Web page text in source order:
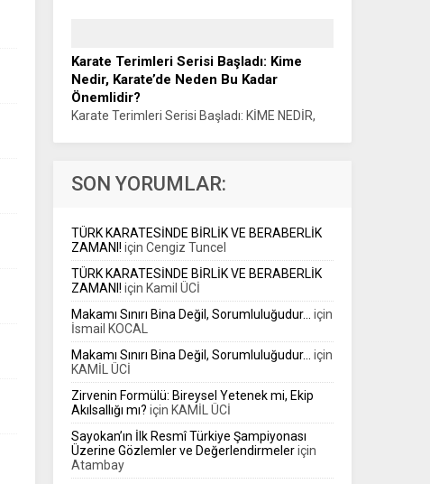
organizasyonlardaki yükselişini Avrupa’nın en
prestijli organizasyonlarından biriyle
sürdürüyor....
Karate Terimleri Serisi Başladı: Kime
Nedir, Karate’de Neden Bu Kadar
Önemlidir?
Karate Terimleri Serisi Başladı: KİME NEDİR,
aktarmayı amaçlayan...
SON YORUMLAR:
TÜRK KARATESİNDE BİRLİK VE BERABERLİK
ZAMANI! için Cengiz Tuncel
TÜRK KARATESİNDE BİRLİK VE BERABERLİK
ZAMANI! için Kamil ÜCİ
Makamı Sınırı Bina Değil, Sorumluluğudur…
için
İsmail KOCAL
Makamı Sınırı Bina Değil, Sorumluluğudur…
için
KAMİL ÜCİ
Zirvenin Formülü: Bireysel Yetenek mi, Ekip
Akılsallığı mı? için KAMİL ÜCİ
Sayokan’ın İlk Resmî Türkiye Şampiyonası
Üzerine Gözlemler ve Değerlendirmeleriçin
Atambay